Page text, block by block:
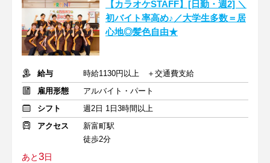
【カラオケSTAFF】[日勤・週2] ＼
初バイト率高め♪／大学生多数＝居
心地◎髪色自由★
給与
時給1130円以上 ＋交通費支給
雇用形態
アルバイト・パート
シフト
週2日 1日3時間以上
アクセス
新富町駅
徒歩2分
あと3日